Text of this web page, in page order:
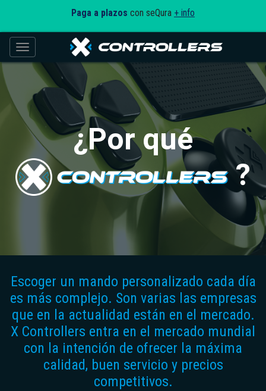
Paga a plazos con seQura + info
Toggle navigation
¿Por qué
?
Escoger un mando personalizado cada día
es más complejo. Son varias las empresas
que en la actualidad están en el mercado.
X Controllers entra en el mercado mundial
con la intención de ofrecer la máxima
calidad, buen servicio y precios
competitivos.